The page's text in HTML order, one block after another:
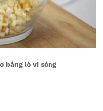
bằng lò vi sóng